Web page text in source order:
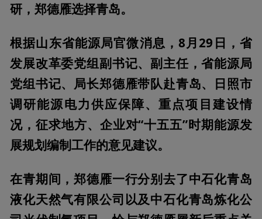
研，郑德雁选择青岛。
根据山东省能源局官微消息，8月29日，省
发展改革委党组副书记、副主任，省能源局
党组书记、局长郑德雁带队赴青岛、日照市
调研能源电力供应保障、重点项目建设情
况，征求地方、企业对“十五五”时期能源发
展规划编制工作的意见建议。
在青期间，郑德雁一行分别去了中石化青岛
液化天然气有限公司以及中石化青岛炼化公